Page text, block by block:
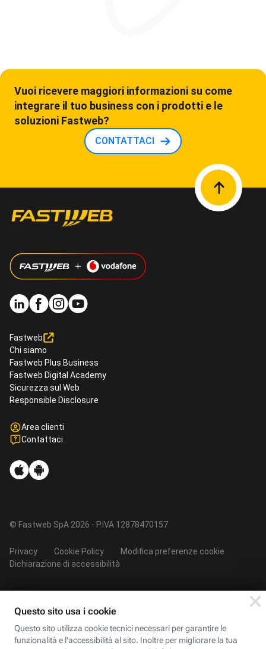
Vuoi ricevere maggiori informazioni su come
integrare il tuo business con i prodotti e le
soluzioni Fastweb?
CONTATTACI
Fastweb
Chi siamo
Fastweb Plus Business
Fastweb Digital Academy
Sicurezza sul Web
Responsible Disclosure
Area clienti
Contattaci
© Fastweb SpA 2026 - P.IVA 12878470157
Privacy Cookie Policy
Modifica preferenze cookie
Dichiarazione di accessibilità